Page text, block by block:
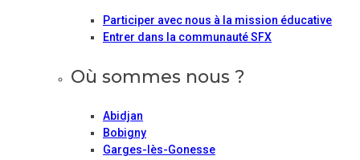
Participer avec nous à la mission éducative
Entrer dans la communauté SFX
Où sommes nous ?
Abidjan
Bobigny
Garges-lès-Gonesse